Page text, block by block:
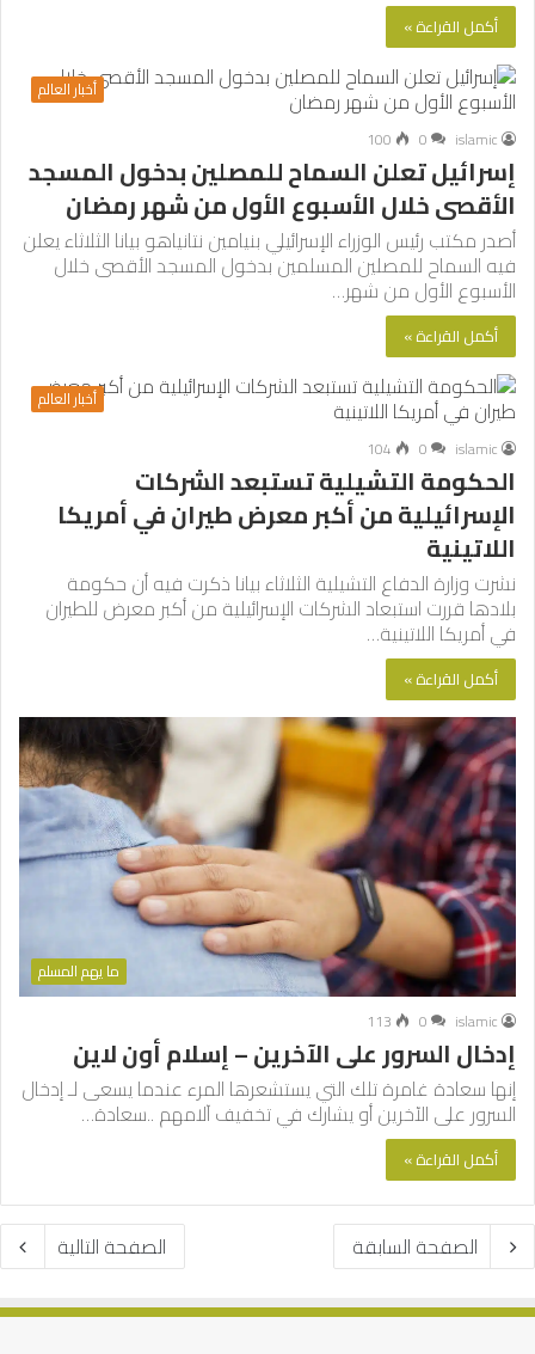
أكمل القراءة »
أخبار العالم
islamic
0
100
إسرائيل تعلن السماح للمصلين بدخول المسجد
الأقصى خلال الأسبوع الأول من شهر رمضان
أصدر مكتب رئيس الوزراء الإسرائيلي بنيامين نتانياهو بيانا الثلاثاء يعلن
فيه السماح للمصلين المسلمين بدخول المسجد الأقصى خلال
الأسبوع الأول من شهر…
أكمل القراءة »
أخبار العالم
islamic
0
104
الحكومة التشيلية تستبعد الشركات
الإسرائيلية من أكبر معرض طيران في أمريكا
اللاتينية
نشرت وزارة الدفاع التشيلية الثلاثاء بيانا ذكرت فيه أن حكومة
بلادها قررت استبعاد الشركات الإسرائيلية من أكبر معرض للطيران
في أمريكا اللاتينية…
أكمل القراءة »
ما يهم المسلم
islamic
0
113
إدخال السرور على الآخرين – إسلام أون لاين
إنها سعادة غامرة تلك التي يستشعرها المرء عندما يسعى لـ إدخال
السرور على الآخرين أو يشارك في تخفيف آلامهم ..سعادة…
أكمل القراءة »
الصفحة السابقة الصفحة التالية